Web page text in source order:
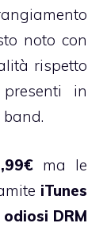
noto con
rispetto
in
ma le
iTunes
DRM